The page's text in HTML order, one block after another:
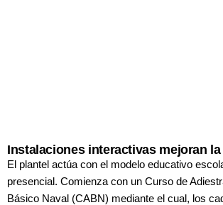
Instalaciones interactivas mejoran
El plantel actúa con el modelo educativo
presencial. Comienza con un Curso de
Básico Naval (CABN) mediante el cual, los